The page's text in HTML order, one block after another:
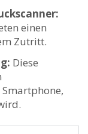
einen
Zutritt.
Diese